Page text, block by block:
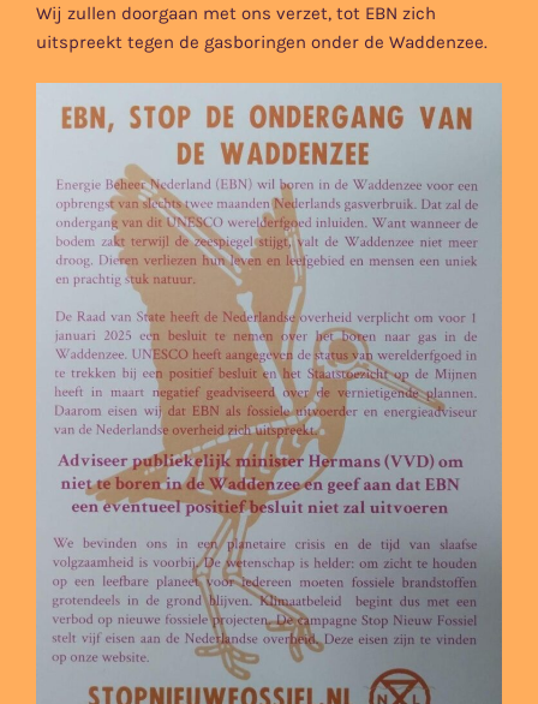
Wij zullen doorgaan met ons verzet, tot EBN zich
uitspreekt tegen de gasboringen onder de Waddenzee.